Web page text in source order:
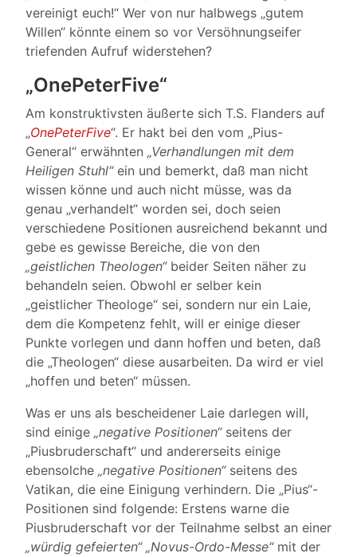
vereinigt euch!“ Wer von nur halbwegs „gutem
Willen“ könnte einem so vor Versöhnungseifer
triefenden Aufruf widerstehen?
„OnePeterFive“
Am konstruktivsten äußerte sich T.S. Flanders auf
„OnePeterFive“. Er hakt bei den vom „Pius-
General“ erwähnten „Verhandlungen mit dem
Heiligen Stuhl“ein und bemerkt, daß man nicht
wissen könne und auch nicht müsse, was da
genau „verhandelt“ worden sei, doch seien
verschiedene Positionen ausreichend bekannt und
gebe es gewisse Bereiche, die von den
„geistlichen Theologen“beider Seiten näher zu
behandeln seien. Obwohl er selber kein
„geistlicher Theologe“ sei, sondern nur ein Laie,
dem die Kompetenz fehlt, will er einige dieser
Punkte vorlegen und dann hoffen und beten, daß
die „Theologen“ diese ausarbeiten. Da wird er viel
„hoffen und beten“ müssen.
Was er uns als bescheidener Laie darlegen will,
sind einige „negative Positionen“seitens der
„Piusbruderschaft“ und andererseits einige
ebensolche „negative Positionen“seitens des
Vatikan, die eine Einigung verhindern. Die „Pius“-
Positionen sind folgende: Erstens warne die
Piusbruderschaft vor der Teilnahme selbst an einer
„würdig gefeierten“ „Novus-Ordo-Messe“mit der